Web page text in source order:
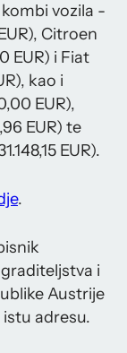
vozila -
Citroen
EUR) i Fiat
kao i
EUR),
EUR) te
EUR).
.
i
Austrije
adresu.